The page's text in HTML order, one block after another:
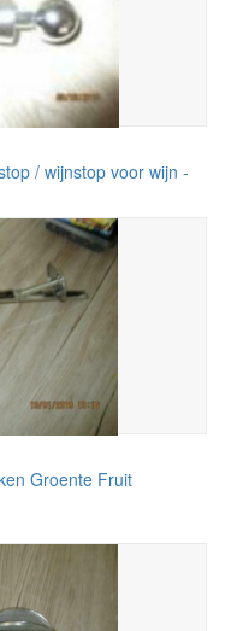
/ wijnstop voor wijn -
Groente Fruit